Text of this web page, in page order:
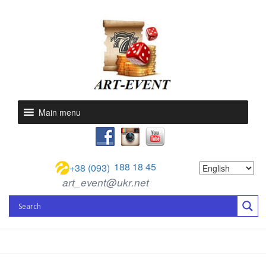
Main menu
+38 (093) 188 18 45
art_event@ukr.net